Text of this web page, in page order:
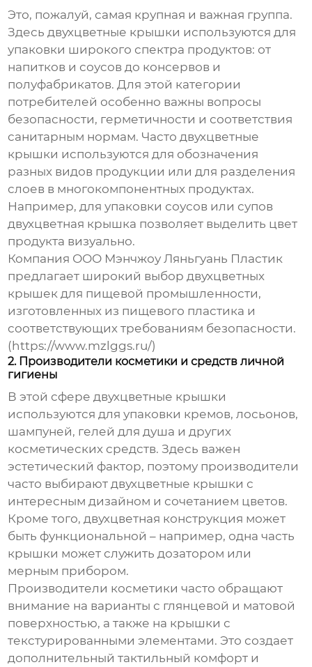
Это, пожалуй, самая крупная и важная группа.
Здесь двухцветные крышки используются для
упаковки широкого спектра продуктов: от
напитков и соусов до консервов и
полуфабрикатов. Для этой категории
потребителей особенно важны вопросы
безопасности, герметичности и соответствия
санитарным нормам. Часто двухцветные
крышки используются для обозначения
разных видов продукции или для разделения
слоев в многокомпонентных продуктах.
Например, для упаковки соусов или супов
двухцветная крышка позволяет выделить цвет
продукта визуально.
Компания ООО Мэнчжоу Ляньгуань Пластик
предлагает широкий выбор двухцветных
крышек для пищевой промышленности,
изготовленных из пищевого пластика и
соответствующих требованиям безопасности.
(https://www.mzlggs.ru/)
2. Производители косметики и средств личной
гигиены
В этой сфере двухцветные крышки
используются для упаковки кремов, лосьонов,
шампуней, гелей для душа и других
косметических средств. Здесь важен
эстетический фактор, поэтому производители
часто выбирают двухцветные крышки с
интересным дизайном и сочетанием цветов.
Кроме того, двухцветная конструкция может
быть функциональной – например, одна часть
крышки может служить дозатором или
мерным прибором.
Производители косметики часто обращают
внимание на варианты с глянцевой и матовой
поверхностью, а также на крышки с
текстурированными элементами. Это создает
дополнительный тактильный комфорт и